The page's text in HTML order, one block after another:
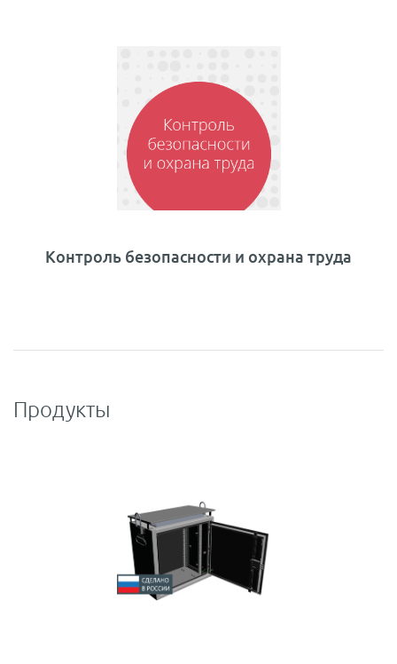
Контроль безопасности и охрана труда
Продукты